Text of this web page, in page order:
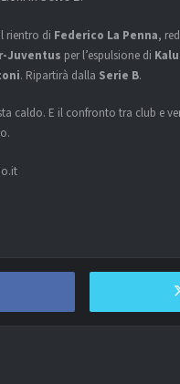
rientro di Federico La Penna,
Juventus per l’espulsione di
. Ripartirà dalla Serie B.
caldo. E il confronto tra club e